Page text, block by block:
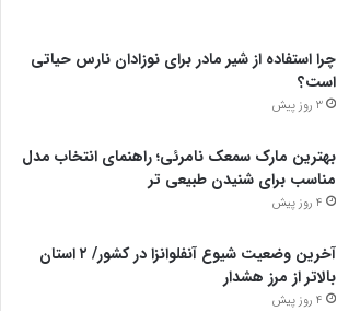
چرا استفاده از شیر مادر برای نوزادان نارس حیاتی
است؟
3 روز پیش
بهترین مارک سمعک نامرئی؛ راهنمای انتخاب مدل
مناسب برای شنیدن طبیعی تر
4 روز پیش
آخرین وضعیت شیوع آنفلوانزا در کشور/ ۲ استان
بالاتر از مرز هشدار
4 روز پیش